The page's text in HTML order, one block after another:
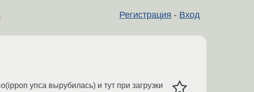
Регистрация - Вход
упса вырубилась) и тут при загрузки